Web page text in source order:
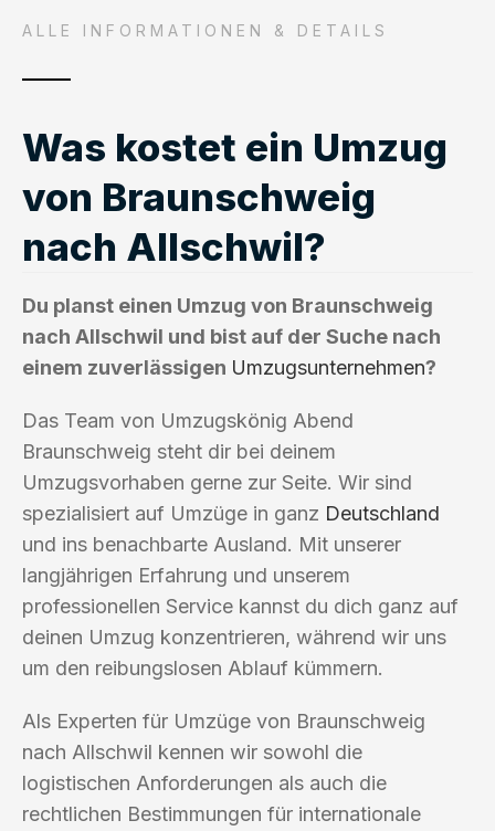
ALLE INFORMATIONEN & DETAILS
Was kostet ein Umzug
von Braunschweig
nach Allschwil?
Du planst einen Umzug von Braunschweig
nach Allschwil und bist auf der Suche nach
einem zuverlässigen Umzugsunternehmen?
Das Team von Umzugskönig Abend
Braunschweig steht dir bei deinem
Umzugsvorhaben gerne zur Seite. Wir sind
spezialisiert auf Umzüge in ganz Deutschland
und ins benachbarte Ausland. Mit unserer
langjährigen Erfahrung und unserem
professionellen Service kannst du dich ganz auf
deinen Umzug konzentrieren, während wir uns
um den reibungslosen Ablauf kümmern.
Als Experten für Umzüge von Braunschweig
nach Allschwil kennen wir sowohl die
logistischen Anforderungen als auch die
rechtlichen Bestimmungen für internationale